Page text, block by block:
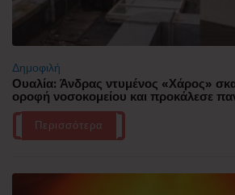
Δημοφιλή
Ουαλία: Άνδρας ντυμένος «Χάρος»
οροφή νοσοκομείου και προκάλεσε
Περισσότερα